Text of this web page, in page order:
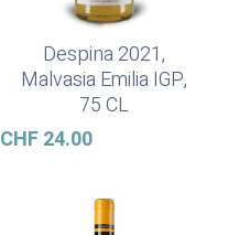
Ajouter Au Panier
Despina 2021,
Malvasia Emilia IGP,
75 CL
CHF24.00